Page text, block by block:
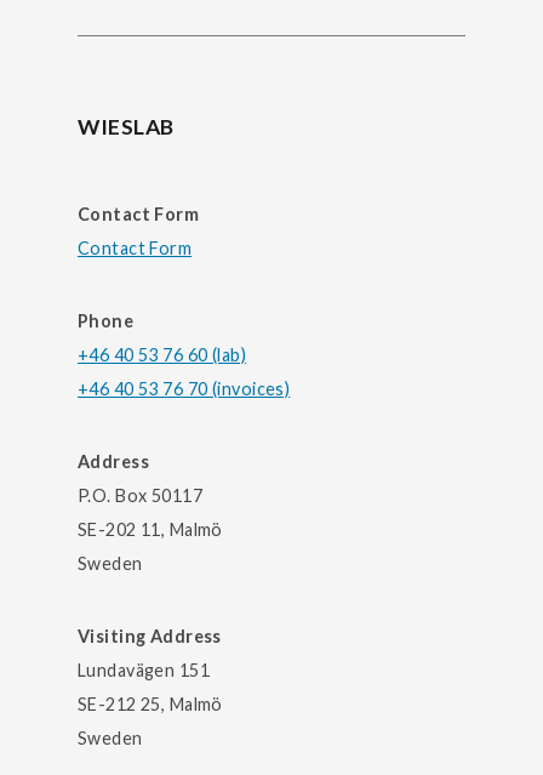
WIESLAB
Contact Form
Contact Form
Phone
+46 40 53 76 60 (lab)
+46 40 53 76 70 (invoices)
Address
P.O. Box 50117
SE-202 11, Malmö
Sweden
Visiting Address
Lundavägen 151
SE-212 25, Malmö
Sweden